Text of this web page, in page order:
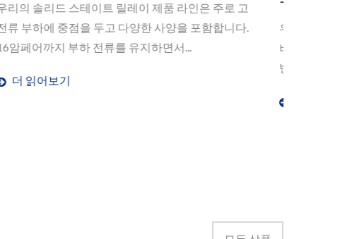
우리의 옵토-MOSFET 릴레이는 LED를 입력 드라이
버로 사용하여 MOSFET을 출력으로 제어하는 소형
4.4mm*4.4mm)....